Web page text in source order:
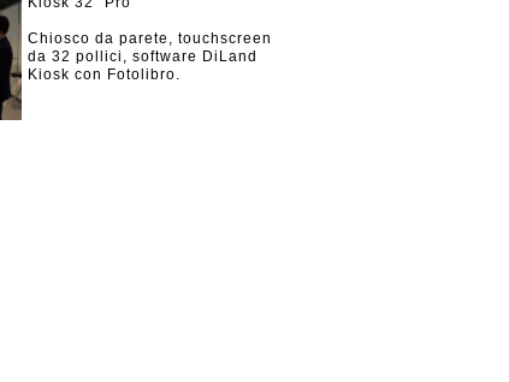
d'evento
con pubblicità
→
Chiosco da parete, touchscreen
da 32 pollici, software DiLand
Kiosk con Fotolibro.